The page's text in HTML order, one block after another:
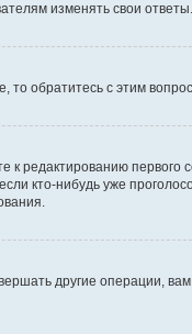
изменять свои ответы.
обратитесь с этим
к редактированию первого
кто-нибудь уже
другие операции, вам